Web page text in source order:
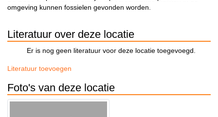
omgeving kunnen fossielen gevonden worden.
Literatuur over deze locatie
Er is nog geen literatuur voor deze locatie toegevoegd.
Literatuur toevoegen
Foto's van deze locatie